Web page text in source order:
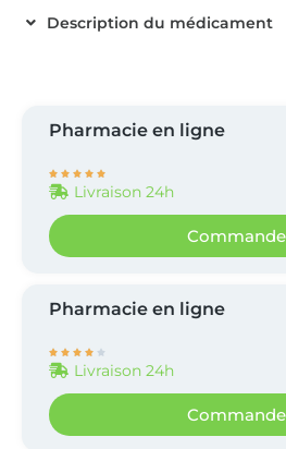
Description du médicament
Pharmacie en ligne
    
Livraison 24h
Pharmacie en ligne
    
Livraison 24h